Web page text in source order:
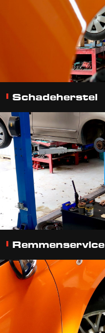
Schadeherstel
Remmenservice